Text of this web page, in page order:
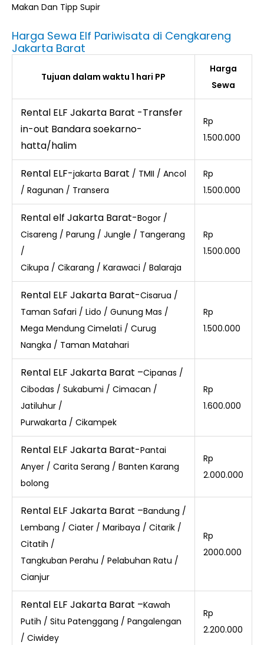
Makan Dan Tipp Supir
Harga Sewa Elf Pariwisata di Cengkareng
Jakarta Barat
Tujuan dalam waktu 1 hari PP
Harga
Sewa
Rental ELF Jakarta Barat -Transfer
in-out Bandara soekarno-
hatta/halim
Rp
1.500.000
Rental ELF-jakarta Barat / TMII / Ancol
/ Ragunan / Transera
Rp
1.500.000
Rental elf Jakarta Barat-Bogor /
Cisareng / Parung / Jungle / Tangerang
/
Cikupa / Cikarang / Karawaci / Balaraja
Rp
1.500.000
Rental ELF Jakarta Barat-Cisarua /
Taman Safari / Lido / Gunung Mas /
Mega Mendung Cimelati / Curug
Nangka / Taman Matahari
Rp
1.500.000
Rental ELF Jakarta Barat –Cipanas /
Cibodas / Sukabumi / Cimacan /
Jatiluhur /
Purwakarta / Cikampek
Rp
1.600.000
Rental ELF Jakarta Barat-Pantai
Anyer / Carita Serang / Banten Karang
bolong
Rp
2.000.000
Rental ELF Jakarta Barat –Bandung /
Lembang / Ciater / Maribaya / Citarik /
Citatih /
Tangkuban Perahu / Pelabuhan Ratu /
Cianjur
Rp
2000.000
Rental ELF Jakarta Barat –Kawah
Putih / Situ Patenggang / Pangalengan
/ Ciwidey
Rp
2.200.000